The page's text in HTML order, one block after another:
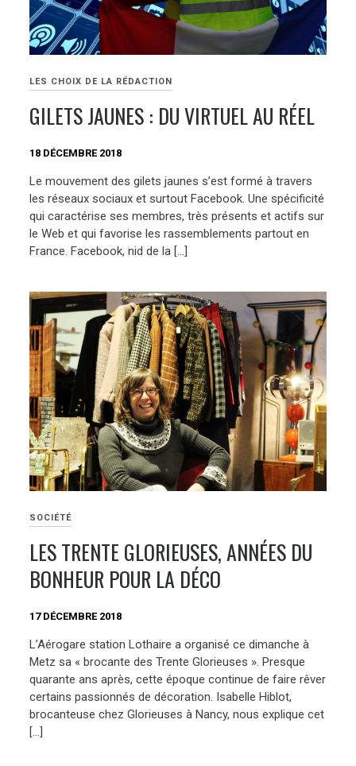
LES CHOIX DE LA RÉDACTION
GILETS JAUNES : DU VIRTUEL AU RÉEL
18 DÉCEMBRE 2018
Le mouvement des gilets jaunes s’est formé à travers
les réseaux sociaux et surtout Facebook. Une spécificité
qui caractérise ses membres, très présents et actifs sur
le Web et qui favorise les rassemblements partout en
France. Facebook, nid de la […]
SOCIÉTÉ
LES TRENTE GLORIEUSES, ANNÉES DU
BONHEUR POUR LA DÉCO
17 DÉCEMBRE 2018
L’Aérogare station Lothaire a organisé ce dimanche à
Metz sa « brocante des Trente Glorieuses ». Presque
quarante ans après, cette époque continue de faire rêver
certains passionnés de décoration. Isabelle Hiblot,
brocanteuse chez Glorieuses à Nancy, nous explique cet
[…]